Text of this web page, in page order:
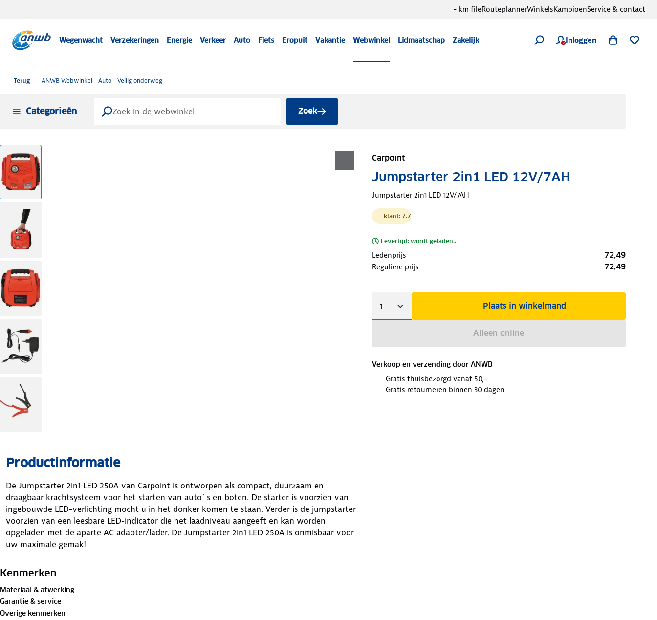
Wegenwacht Verzekeringen Energie Verkeer Auto Fiets Eropuit Vakantie Webwinkel Lidmaatschap Zakelijk Inloggen
- km fileRouteplannerWinkelsKampioenService & contact
Terug ANWB Webwinkel Auto Veilig onderweg
Categorieën Zoek
Carpoint
Jumpstarter 2in1 LED 12V/7AH
Jumpstarter 2in1 LED 12V/7AH
klant: 7.7
Levertijd: wordt geladen..
Ledenprijs 72,49
Reguliere prijs 72,49
Plaats in winkelmand
Alleen online
Verkoop en verzending door ANWB
Gratis thuisbezorgd vanaf 50,-
Gratis retourneren binnen 30 dagen
Productinformatie
De Jumpstarter 2in1 LED 250A van Carpoint is ontworpen als compact, duurzaam en
draagbaar krachtsysteem voor het starten van auto`s en boten. De starter is voorzien van
ingebouwde LED-verlichting mocht u in het donker komen te staan. Verder is de jumpstarter
voorzien van een leesbare LED-indicator die het laadniveau aangeeft en kan worden
opgeladen met de aparte AC adapter/lader. De Jumpstarter 2in1 LED 250A is onmisbaar voor
uw maximale gemak!
Kenmerken
Materiaal & afwerking
Garantie & service
Overige kenmerken